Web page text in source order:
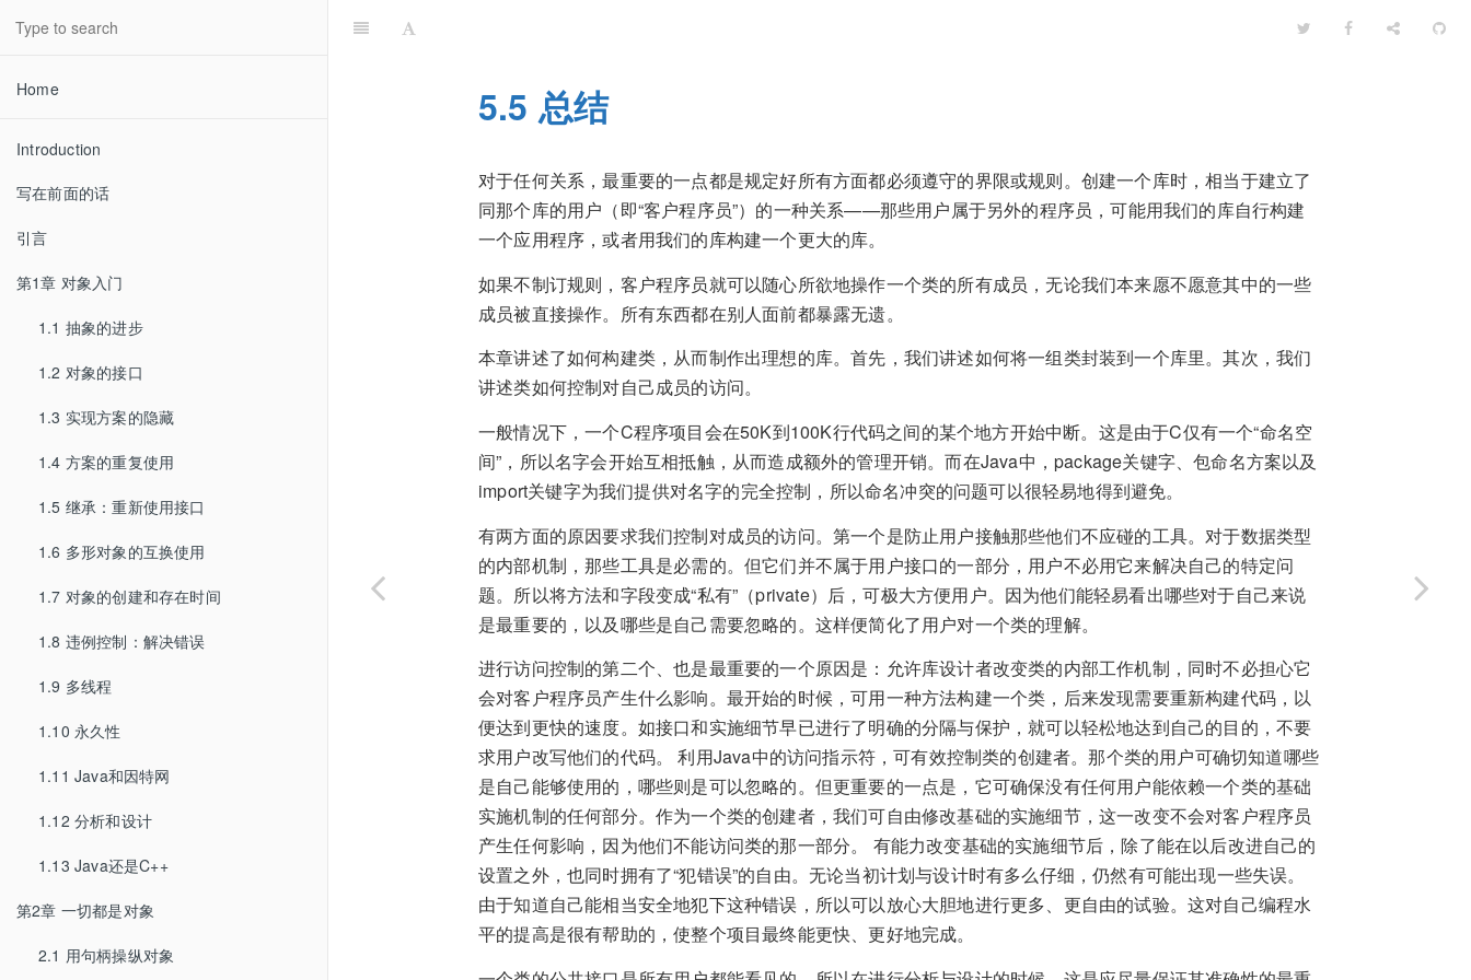
Home
Introduction
写在前面的话
引言
第1章 对象入门
1.1 抽象的进步
1.2 对象的接口
1.3 实现方案的隐藏
1.4 方案的重复使用
1.5 继承：重新使用接口
1.6 多形对象的互换使用
1.7 对象的创建和存在时间
1.8 违例控制：解决错误
1.9 多线程
1.10 永久性
1.11 Java和因特网
1.12 分析和设计
1.13 Java还是C++
第2章 一切都是对象
2.1 用句柄操纵对象
5.5 总结
对于任何关系，最重要的一点都是规定好所有方面都必须遵守的界限或规则。创建一个库时，相当于建立了
同那个库的用户（即“客户程序员”）的一种关系——那些用户属于另外的程序员，可能用我们的库自行构建
一个应用程序，或者用我们的库构建一个更大的库。
如果不制订规则，客户程序员就可以随心所欲地操作一个类的所有成员，无论我们本来愿不愿意其中的一些
成员被直接操作。所有东西都在别人面前都暴露无遗。
本章讲述了如何构建类，从而制作出理想的库。首先，我们讲述如何将一组类封装到一个库里。其次，我们
讲述类如何控制对自己成员的访问。
一般情况下，一个C程序项目会在50K到100K行代码之间的某个地方开始中断。这是由于C仅有一个“命名空
间”，所以名字会开始互相抵触，从而造成额外的管理开销。而在Java中，package关键字、包命名方案以及
import关键字为我们提供对名字的完全控制，所以命名冲突的问题可以很轻易地得到避免。
有两方面的原因要求我们控制对成员的访问。第一个是防止用户接触那些他们不应碰的工具。对于数据类型
的内部机制，那些工具是必需的。但它们并不属于用户接口的一部分，用户不必用它来解决自己的特定问
题。所以将方法和字段变成“私有”（private）后，可极大方便用户。因为他们能轻易看出哪些对于自己来说
是最重要的，以及哪些是自己需要忽略的。这样便简化了用户对一个类的理解。
进行访问控制的第二个、也是最重要的一个原因是：允许库设计者改变类的内部工作机制，同时不必担心它
会对客户程序员产生什么影响。最开始的时候，可用一种方法构建一个类，后来发现需要重新构建代码，以
便达到更快的速度。如接口和实施细节早已进行了明确的分隔与保护，就可以轻松地达到自己的目的，不要
求用户改写他们的代码。 利用Java中的访问指示符，可有效控制类的创建者。那个类的用户可确切知道哪些
是自己能够使用的，哪些则是可以忽略的。但更重要的一点是，它可确保没有任何用户能依赖一个类的基础
实施机制的任何部分。作为一个类的创建者，我们可自由修改基础的实施细节，这一改变不会对客户程序员
产生任何影响，因为他们不能访问类的那一部分。 有能力改变基础的实施细节后，除了能在以后改进自己的
设置之外，也同时拥有了“犯错误”的自由。无论当初计划与设计时有多么仔细，仍然有可能出现一些失误。
由于知道自己能相当安全地犯下这种错误，所以可以放心大胆地进行更多、更自由的试验。这对自己编程水
平的提高是很有帮助的，使整个项目最终能更快、更好地完成。